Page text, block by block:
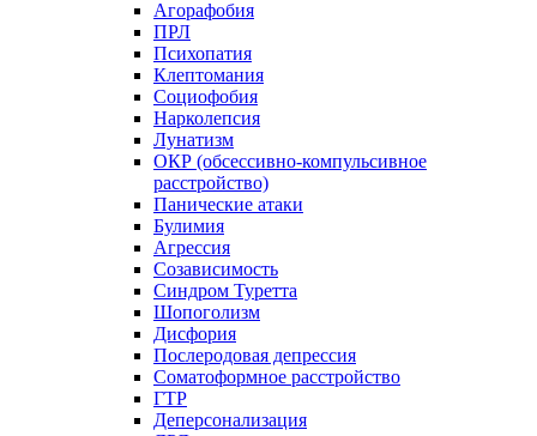
Агорафобия
ПРЛ
Психопатия
Клептомания
Социофобия
Нарколепсия
Лунатизм
ОКР (обсессивно-компульсивное
расстройство)
Панические атаки
Булимия
Агрессия
Созависимость
Синдром Туретта
Шопоголизм
Дисфория
Послеродовая депрессия
Соматоформное расстройство
ГТР
Деперсонализация